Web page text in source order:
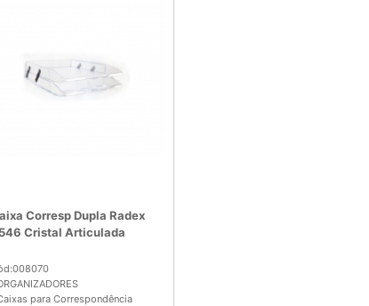
Corresp Dupla Radex
Cristal Articulada
para Correspondência